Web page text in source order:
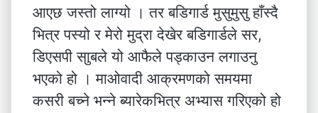
आएछ जस्तो लाग्यो । तर बडिगार्ड मुसुमुसु हाँस्दै
भित्र पस्यो र मेरो मुद्रा देखेर बडिगार्डले सर,
डिएसपी साुबले यो आफैले पड्काउन लगाउनु
भएको हो । माओवादी आक्रमणको समयमा
कसरी बच्ने भन्ने ब्यारेकभित्र अभ्यास गरिएको हो